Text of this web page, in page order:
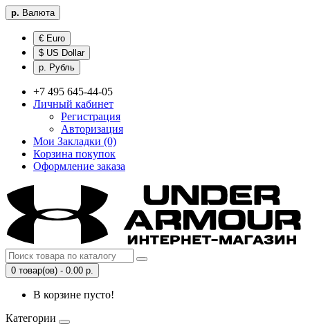
р. Валюта
€ Euro
$ US Dollar
р. Рубль
+7 495 645-44-05
Личный кабинет
Регистрация
Авторизация
Мои Закладки (0)
Корзина покупок
Оформление заказа
0 товар(ов) - 0.00 р.
В корзине пусто!
Категории